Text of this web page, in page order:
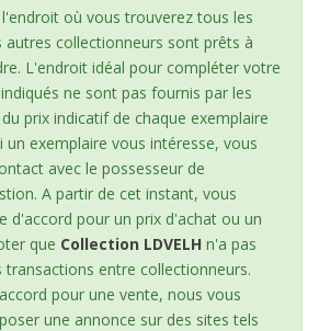
où vous trouverez tous les
autres collectionneurs sont prêts à
L'endroit idéal pour compléter votre
ne sont pas fournis par les
prix indicatif de chaque exemplaire
un exemplaire vous intéresse, vous
avec le possesseur de
A partir de cet instant, vous
d'accord pour un prix d'achat ou un
que Collection LDVELH n'a pas
entre collectionneurs.
pour une vente, nous vous
une annonce sur des sites tels